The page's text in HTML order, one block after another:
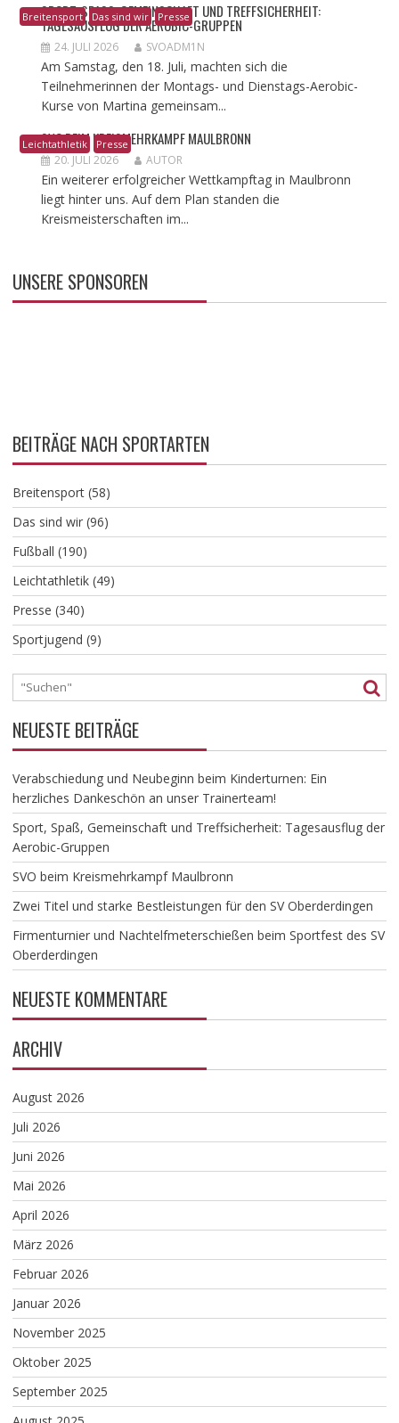
Breitensport Das sind wir Presse
​SPORT, SPASS, GEMEINSCHAFT UND TREFFSICHERHEIT: T
AGESAUSFLUG DER AEROBIC-GRUPPEN
24. JULI 2026 SVOADM1N
Am Samstag, den 18. Juli, machten sich die
Teilnehmerinnen der Montags- und Dienstags-Aerobic-
Kurse von Martina gemeinsam...
Leichtathletik Presse
SVO BEIM KREISMEHRKAMPF MAULBRONN
20. JULI 2026 AUTOR
Ein weiterer erfolgreicher Wettkampftag in Maulbronn
liegt hinter uns. Auf dem Plan standen die
Kreismeisterschaften im...
UNSERE SPONSOREN
BEITRÄGE NACH SPORTARTEN
Breitensport(58)
Das sind wir(96)
Fußball (190)
Leichtathletik(49)
Presse (340)
Sportjugend (9)
NEUESTE BEITRÄGE
Verabschiedung und Neubeginn beim Kinderturnen: Ein
herzliches Dankeschön an unser Trainerteam!
​Sport, Spaß, Gemeinschaft und Treffsicherheit: Tagesausflug der
Aerobic-Gruppen
SVO beim Kreismehrkampf Maulbronn
Zwei Titel und starke Bestleistungen für den SV Oberderdingen
Firmenturnier und Nachtelfmeterschießen beim Sportfest des SV
Oberderdingen
NEUESTE KOMMENTARE
ARCHIV
August 2026
Juli 2026
Juni 2026
Mai 2026
April 2026
März 2026
Februar 2026
Januar 2026
November 2025
Oktober 2025
September 2025